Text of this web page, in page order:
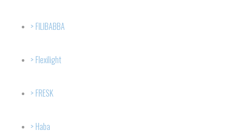
FILIBABBA
Flexilight
FRESK
Haba